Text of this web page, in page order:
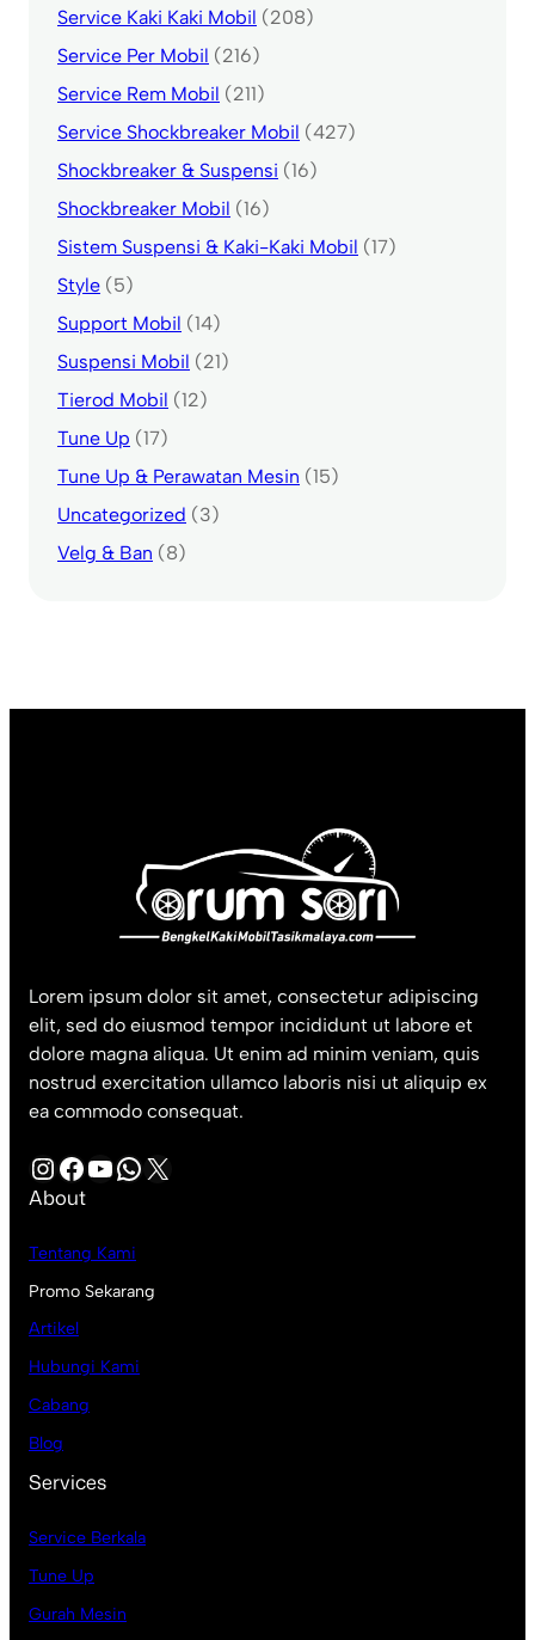
Service Kaki Kaki Mobil (208)
Service Per Mobil (216)
Service Rem Mobil (211)
Service Shockbreaker Mobil (427)
Shockbreaker & Suspensi (16)
Shockbreaker Mobil (16)
Sistem Suspensi & Kaki-Kaki Mobil (17)
Style (5)
Support Mobil (14)
Suspensi Mobil (21)
Tierod Mobil (12)
Tune Up (17)
Tune Up & Perawatan Mesin (15)
Uncategorized (3)
Velg & Ban (8)
Lorem ipsum dolor sit amet, consectetur adipiscing
elit, sed do eiusmod tempor incididunt ut labore et
dolore magna aliqua. Ut enim ad minim veniam, quis
nostrud exercitation ullamco laboris nisi ut aliquip ex
ea commodo consequat.
InstagramFacebook YouTube WhatsApp X
About
Tentang Kami
Promo Sekarang
Artikel
Hubungi Kami
Cabang
Blog
Services
Service Berkala
Tune Up
Gurah Mesin